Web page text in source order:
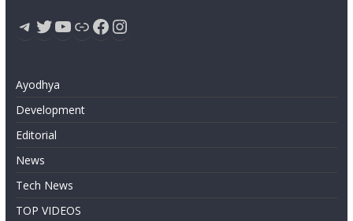
Telegram
Twitter
YouTube
LinkFacebook
Instagram
Ayodhya
Development
Editorial
News
Tech News
TOP VIDEOS